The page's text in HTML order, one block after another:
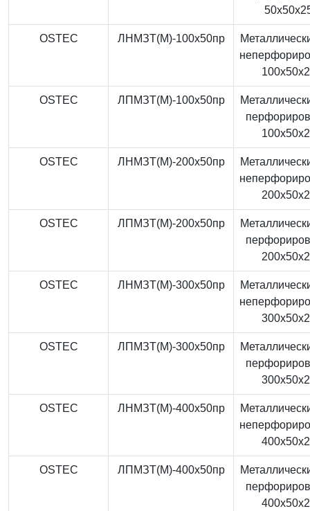
OSTEC ЛНМЗТ(М)-100x50пр
OSTEC ЛПМЗТ(М)-100x50пр
OSTEC ЛНМЗТ(М)-200x50пр
OSTEC ЛПМЗТ(М)-200x50пр
OSTEC ЛНМЗТ(М)-300x50пр
OSTEC ЛПМЗТ(М)-300x50пр
OSTEC ЛНМЗТ(М)-400x50пр
OSTEC ЛПМЗТ(М)-400x50пр